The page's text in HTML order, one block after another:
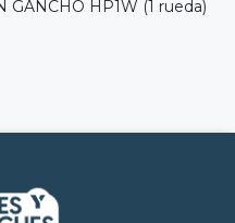
GANCHO HP1W (1 rueda)